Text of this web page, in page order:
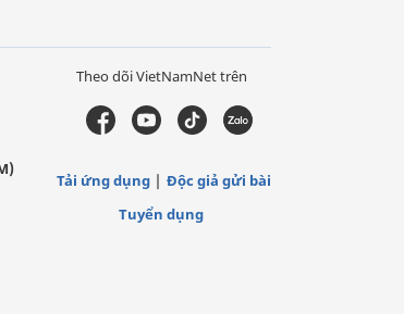
Theo dõi VietNamNet trên
Tải ứng dụng
Độc giả gửi bài
Tuyển dụng